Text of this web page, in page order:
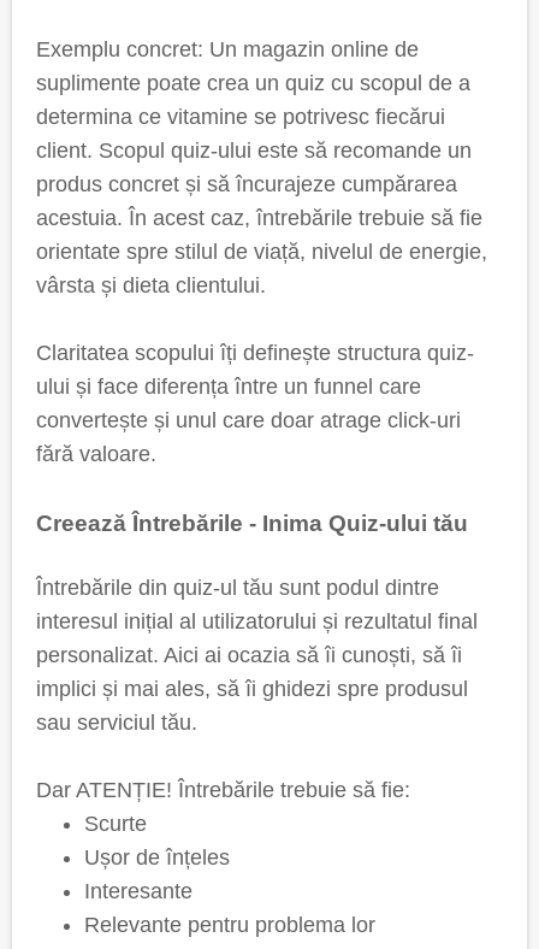
Exemplu concret: Un magazin online de
suplimente poate crea un quiz cu scopul de a
determina ce vitamine se potrivesc fiecărui
client. Scopul quiz-ului este să recomande un
produs concret și să încurajeze cumpărarea
acestuia. În acest caz, întrebările trebuie să fie
orientate spre stilul de viață, nivelul de energie,
vârsta și dieta clientului.
Claritatea scopului îți definește structura quiz-
ului și face diferența între un funnel care
convertește și unul care doar atrage click-uri
fără valoare.
Creează Întrebările - Inima Quiz-ului tău
Întrebările din quiz-ul tău sunt podul dintre
interesul inițial al utilizatorului și rezultatul final
personalizat. Aici ai ocazia să îi cunoști, să îi
implici și mai ales, să îi ghidezi spre produsul
sau serviciul tău.
Dar ATENȚIE! Întrebările trebuie să fie:
Scurte
Ușor de înțeles
Interesante
Relevante pentru problema lor